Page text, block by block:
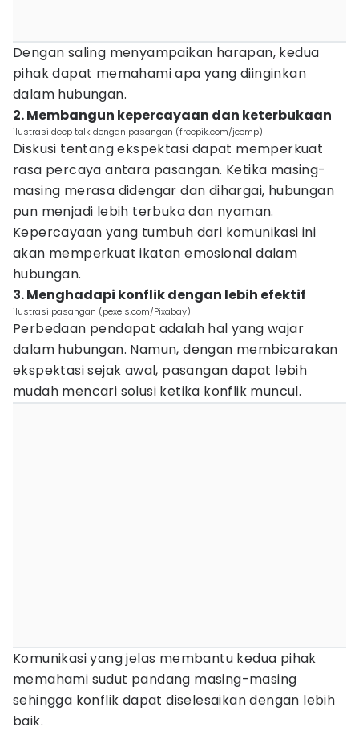
Dengan saling menyampaikan harapan, kedua
pihak dapat memahami apa yang diinginkan
dalam hubungan.
2. Membangun kepercayaan dan keterbukaan
ilustrasi deep talk dengan pasangan (freepik.com/jcomp)
Diskusi tentang ekspektasi dapat memperkuat
rasa percaya antara pasangan. Ketika masing-
masing merasa didengar dan dihargai, hubungan
pun menjadi lebih terbuka dan nyaman.
Kepercayaan yang tumbuh dari komunikasi ini
akan memperkuat ikatan emosional dalam
hubungan.
3. Menghadapi konflik dengan lebih efektif
ilustrasi pasangan (pexels.com/Pixabay)
Perbedaan pendapat adalah hal yang wajar
dalam hubungan. Namun, dengan membicarakan
ekspektasi sejak awal, pasangan dapat lebih
mudah mencari solusi ketika konflik muncul.
Komunikasi yang jelas membantu kedua pihak
memahami sudut pandang masing-masing
sehingga konflik dapat diselesaikan dengan lebih
baik.